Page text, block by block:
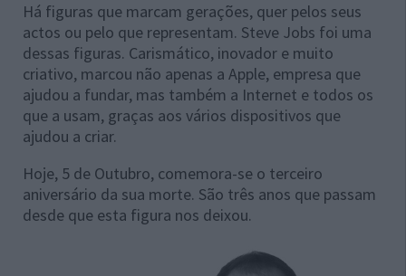
Há figuras que marcam gerações, quer pelos seus
actos ou pelo que representam. Steve Jobs foi uma
dessas figuras. Carismático, inovador e muito
criativo, marcou não apenas a Apple, empresa que
ajudou a fundar, mas também a Internet e todos os
que a usam, graças aos vários dispositivos que
ajudou a criar.
Hoje, 5 de Outubro, comemora-se o terceiro
aniversário da sua morte. São três anos que passam
desde que esta figura nos deixou.